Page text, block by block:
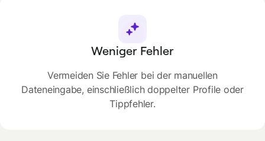
Weniger Fehler
Vermeiden Sie Fehler bei der manuellen
Dateneingabe, einschließlich doppelter Profile oder
Tippfehler.